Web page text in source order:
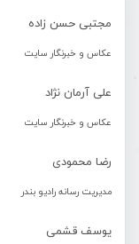
مجتبی حسن زاده
عکاس و خبرنگار سایت
علی آرمان نژاد
عکاس و خبرنگار سایت
رضا محمودی
مدیریت رسانه رادیو بندر
یوسف قشمی